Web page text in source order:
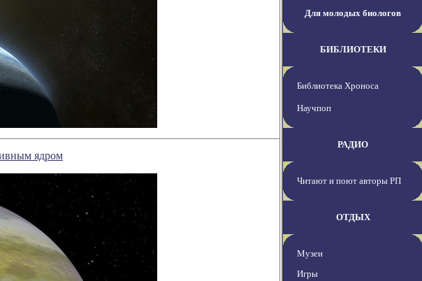
ядром
Для молодых биологов
БИБЛИОТЕКИ
Библиотека Хроноса
Научпоп
РАДИО
Читают и поют авторы РП
ОТДЫХ
Музеи
Игры